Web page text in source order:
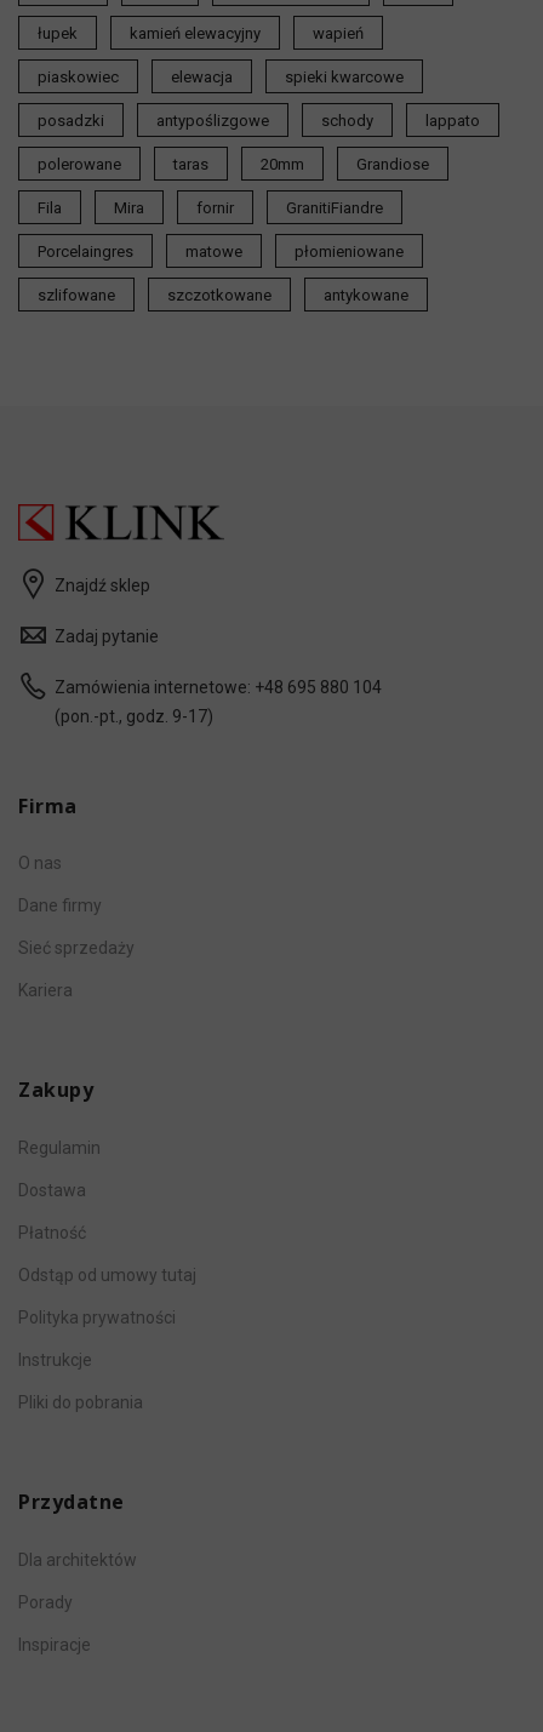
łupek kamień elewacyjny wapień
piaskowiec elewacja spieki kwarcowe
posadzki antypoślizgowe schody lappato
polerowane taras 20mm Grandiose
Fila Mira fornir GranitiFiandre
Porcelaingres matowe płomieniowane
szlifowane szczotkowane antykowane
Znajdź sklep
Zadaj pytanie
Zamówienia internetowe: +48 695 880 104
(pon.-pt., godz. 9-17)
Firma
O nas
Dane firmy
Sieć sprzedaży
Kariera
Zakupy
Regulamin
Dostawa
Płatność
Odstąp od umowy tutaj
Polityka prywatności
Instrukcje
Pliki do pobrania
Przydatne
Dla architektów
Porady
Inspiracje